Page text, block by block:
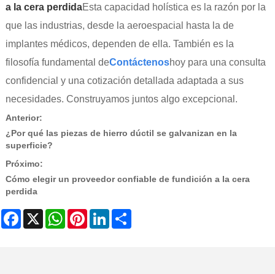
a la cera perdidaEsta capacidad holística es la razón por la
que las industrias, desde la aeroespacial hasta la de
implantes médicos, dependen de ella. También es la
filosofía fundamental deContáctenoshoy para una consulta
confidencial y una cotización detallada adaptada a sus
necesidades. Construyamos juntos algo excepcional.
Anterior:
¿Por qué las piezas de hierro dúctil se galvanizan en la
superficie?
Próximo:
Cómo elegir un proveedor confiable de fundición a la cera
perdida
Facebook
X WhatsAppPinterestLinkedIn